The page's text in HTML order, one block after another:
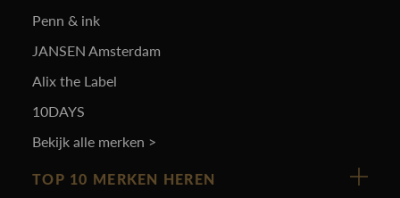
Penn & ink
JANSEN Amsterdam
Alix the Label
10DAYS
Bekijk alle merken >
TOP 10 MERKEN HEREN